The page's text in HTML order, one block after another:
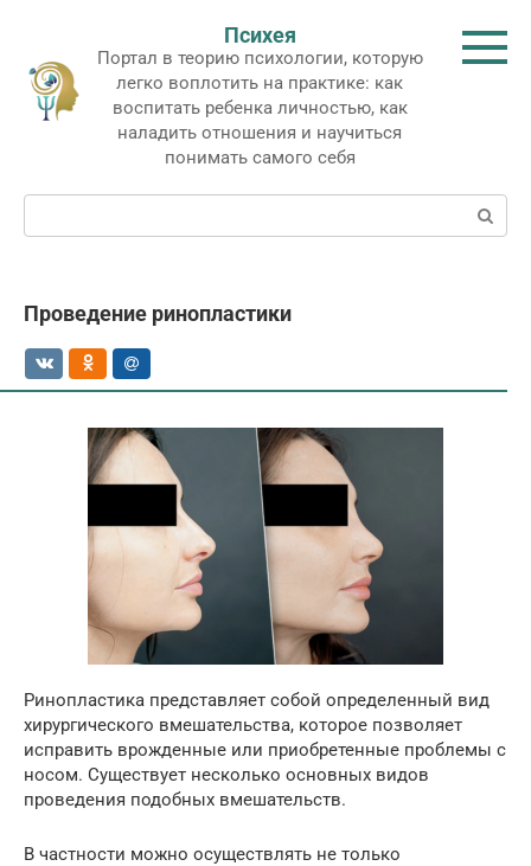
контенту
Психея
Портал в теорию психологии, которую
легко воплотить на практике: как
воспитать ребенка личностью, как
наладить отношения и научиться
понимать самого себя
Поиск:
Проведение ринопластики
Ринопластика представляет собой определенный вид
хирургического вмешательства, которое позволяет
исправить врожденные или приобретенные проблемы с
носом. Существует несколько основных видов
проведения подобных вмешательств.
В частности можно осуществлять не только